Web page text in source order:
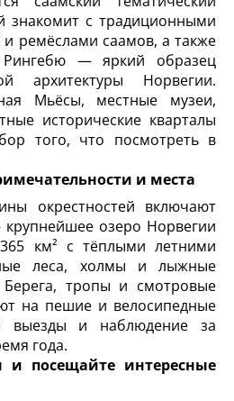
знакомит с традиционными
и ремёслами саамов, а также
Рингебю — яркий образец
архитектуры Норвегии.
Мьёсы, местные музеи,
исторические кварталы
того, что посмотреть в
и места
окрестностей включают
озеро Норвегии
км² с тёплыми летними
леса, холмы и лыжные
Берега, тропы и смотровые
на пешие и велосипедные
выезды и наблюдение за
года.
и посещайте интересные